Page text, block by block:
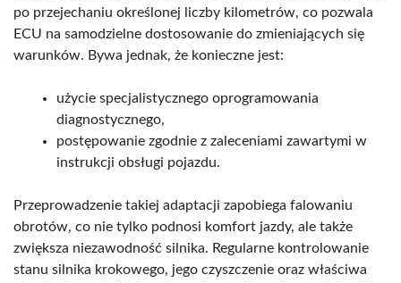
po przejechaniu określonej liczby kilometrów, co pozwala
ECU na samodzielne dostosowanie do zmieniających się
warunków. Bywa jednak, że konieczne jest:
użycie specjalistycznego oprogramowania
diagnostycznego,
postępowanie zgodnie z zaleceniami zawartymi w
instrukcji obsługi pojazdu.
Przeprowadzenie takiej adaptacji zapobiega falowaniu
obrotów, co nie tylko podnosi komfort jazdy, ale także
zwiększa niezawodność silnika. Regularne kontrolowanie
stanu silnika krokowego, jego czyszczenie oraz właściwa